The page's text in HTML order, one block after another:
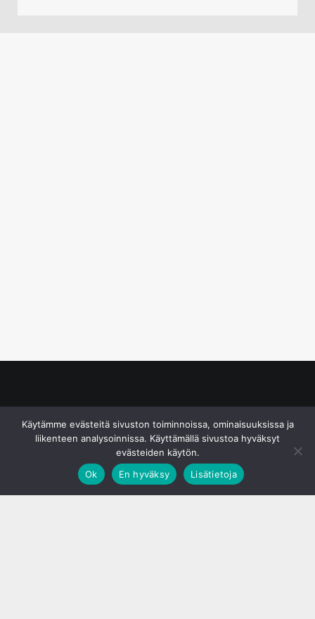
Käytämme evästeitä sivuston toiminnoissa, ominaisuuksissa ja
liikenteen analysoinnissa. Käyttämällä sivustoa hyväksyt
evästeiden käytön.
Ok
En hyväksy Lisätietoja